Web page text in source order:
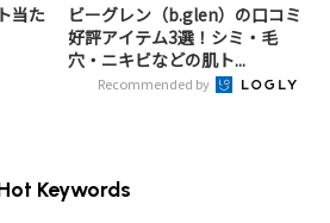
当た
ビーグレン（b.glen）の口コミ
好評アイテム3選！シミ・毛
穴・ニキビなどの肌ト...
Recommended by
Keywords